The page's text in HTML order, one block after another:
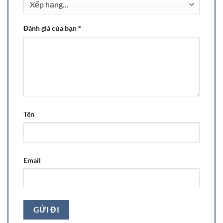
Đánh giá của bạn*
Tên
Email